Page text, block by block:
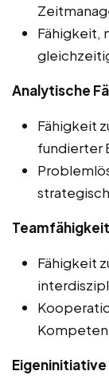
Fähigkeit,
Analytische
Fähigkeit
fundierter
Teamfähigkeit
Fähigkeit